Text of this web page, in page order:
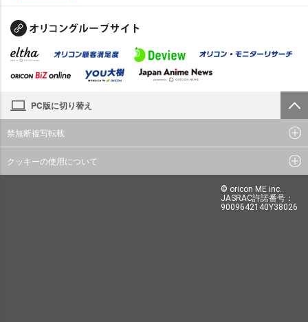
PC版に切り替え
禁無断複写転載
クッキーの使用について
© oricon ME inc.
JASRAC許諾番号：
9009642140Y38026